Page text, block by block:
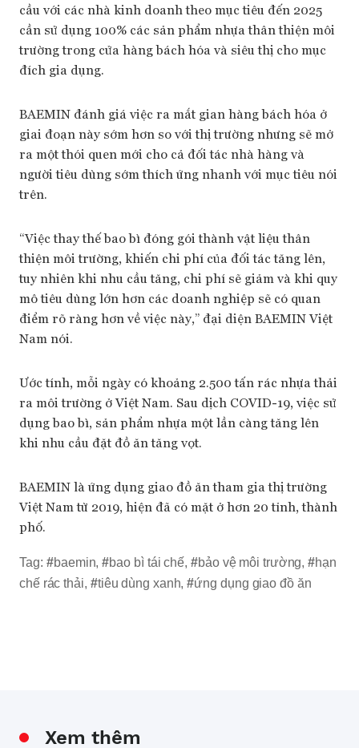
cầu với các nhà kinh doanh theo mục tiêu đến 2025
cần sử dụng 100% các sản phẩm nhựa thân thiện môi
trường trong cửa hàng bách hóa và siêu thị cho mục
đích gia dụng.
BAEMIN đánh giá việc ra mắt gian hàng bách hóa ở
giai đoạn này sớm hơn so với thị trường nhưng sẽ mở
ra một thói quen mới cho cả đối tác nhà hàng và
người tiêu dùng sớm thích ứng nhanh với mục tiêu nói
trên.
“Việc thay thế bao bì đóng gói thành vật liệu thân
thiện môi trường, khiến chi phí của đối tác tăng lên,
tuy nhiên khi nhu cầu tăng, chi phí sẽ giảm và khi quy
mô tiêu dùng lớn hơn các doanh nghiệp sẽ có quan
điểm rõ ràng hơn về việc này,” đại diện BAEMIN Việt
Nam nói.
Ước tính, mỗi ngày có khoảng 2.500 tấn rác nhựa thải
ra môi trường ở Việt Nam. Sau dịch COVID-19, việc sử
dụng bao bì, sản phẩm nhựa một lần càng tăng lên
khi nhu cầu đặt đồ ăn tăng vọt.
BAEMIN là ứng dụng giao đồ ăn tham gia thị trường
Việt Nam từ 2019, hiện đã có mặt ở hơn 20 tỉnh, thành
phố.
Tag: #baemin,#bao bì tái chế,#bảo vệ môi trường,#hạn
chế rác thải, #tiêu dùng xanh,#ứng dụng giao đồ ăn
Xem thêm